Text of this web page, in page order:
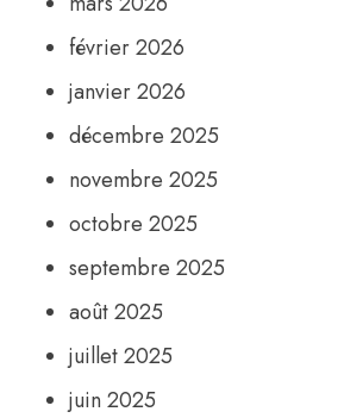
février 2026
janvier 2026
décembre 2025
novembre 2025
octobre 2025
septembre 2025
août 2025
juillet 2025
juin 2025